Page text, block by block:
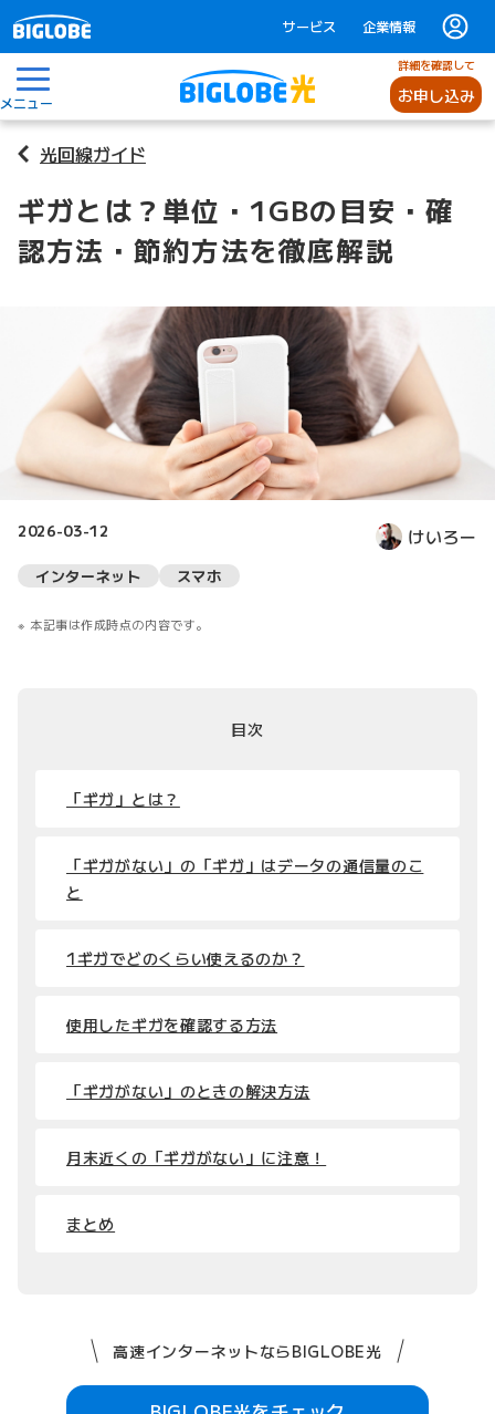
サービス 企業情報
メニュー
詳細を確認して
お申し込み
光回線ガイド
ギガとは？単位・1GBの目安・確
認方法・節約方法を徹底解説
2026-03-12 けいろー
インターネット スマホ
本記事は作成時点の内容です。
目次
「ギガ」とは？
「ギガがない」の「ギガ」はデータの通信量のこ
と
1ギガでどのくらい使えるのか？
使用したギガを確認する方法
「ギガがない」のときの解決方法
月末近くの「ギガがない」に注意！
まとめ
高速インターネットならBIGLOBE光